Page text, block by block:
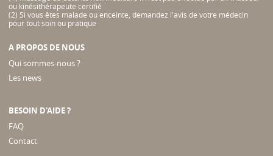
ou kinésithérapeute certifié
(2) Si vous êtes malade ou enceinte, demandez l'avis de votre médecin
pour tout soin ou pratique
A PROPOS DE NOUS
Qui sommes-nous ?
Les news
BESOIN D'AIDE ?
FAQ
Contact